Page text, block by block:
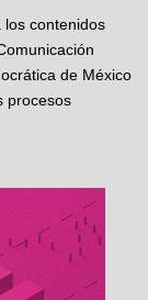
los contenidos
de México
procesos